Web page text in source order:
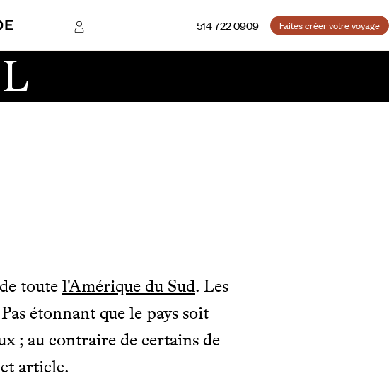
514 722 0909 Faites créer votre voyage
toute l'Amérique du Sud. Les
étonnant que le pays soit
; au contraire de certains de
article.